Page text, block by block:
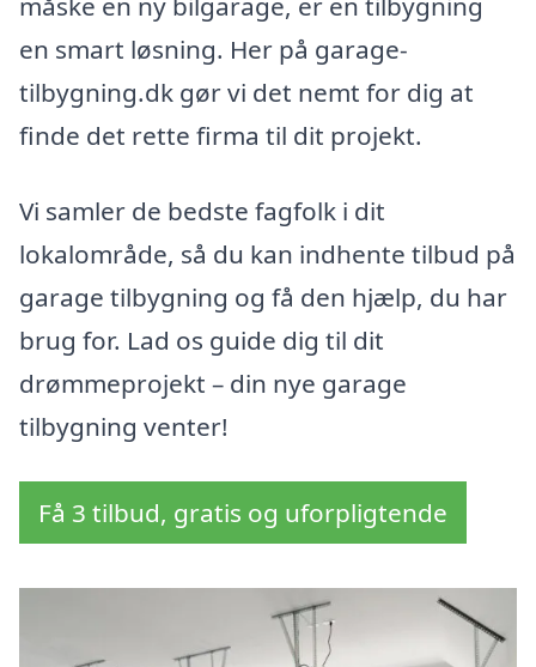
en smart løsning. Her på garage-
tilbygning.dk gør vi det nemt for dig at
finde det rette firma til dit projekt.
Vi samler de bedste fagfolk i dit
lokalområde, så du kan indhente tilbud på
garage tilbygning og få den hjælp, du har
brug for. Lad os guide dig til dit
drømmeprojekt – din nye garage
tilbygning venter!
Få 3 tilbud, gratis og uforpligtende